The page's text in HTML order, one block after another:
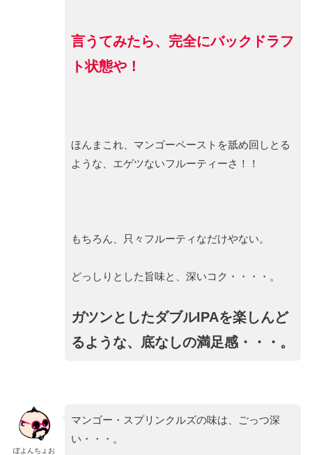
言うてみたら、完全にバックドラフ
ト状態や！
ほんまこれ、マンゴーペーストを舐め回しとる
ような、エゲツないフルーティーさ！！
もちろん、只々フルーティなだけやない。
どっしりとした旨味と、深いコク・・・・。
ガツンとしたダブルIPAを楽しんど
るような、底なしの満足感・・・。
ぽよんちょお
マンゴー・スプリンクルズの味は、ごっつ深
い・・・。